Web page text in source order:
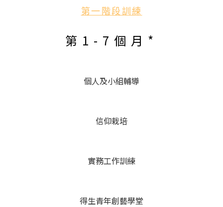
第一階段訓練
第1-7個月*
個人及小組輔導
信仰栽培
實務工作訓練
得生青年創藝學堂